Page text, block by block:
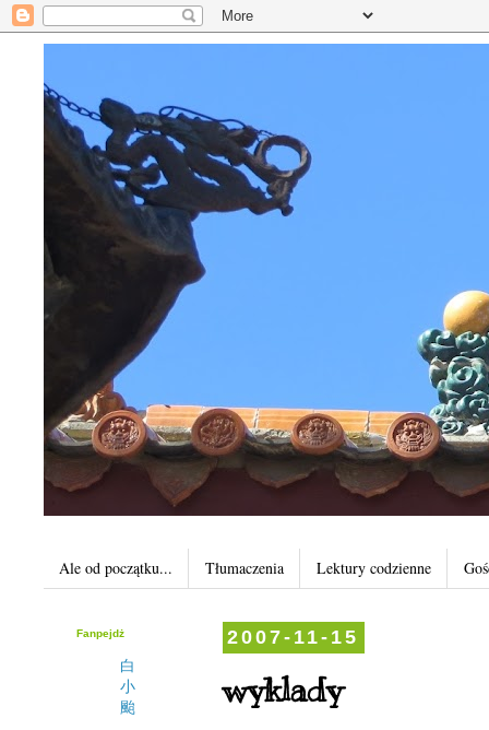
Ale od początku... Tłumaczenia Lektury codzienne
2007-11-15
wyklady
Fanpejdż
白
小
颱